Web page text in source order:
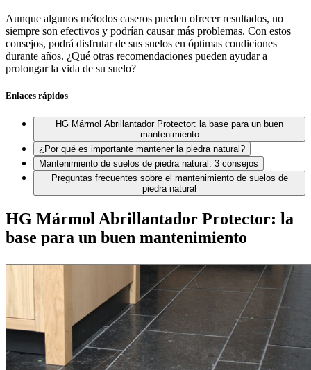
Aunque algunos métodos caseros pueden ofrecer resultados, no
siempre son efectivos y podrían causar más problemas. Con estos
consejos, podrá disfrutar de sus suelos en óptimas condiciones
durante años. ¿Qué otras recomendaciones pueden ayudar a
prolongar la vida de su suelo?
Enlaces rápidos
HG Mármol Abrillantador Protector: la base para un buen
mantenimiento
¿Por qué es importante mantener la piedra natural?
Mantenimiento de suelos de piedra natural: 3 consejos
Preguntas frecuentes sobre el mantenimiento de suelos de
piedra natural
HG Mármol Abrillantador Protector: la
base para un buen mantenimiento